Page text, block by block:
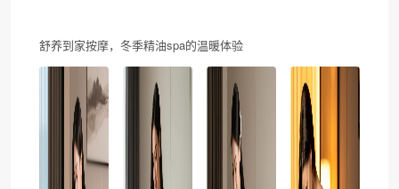
舒养到家按摩，冬季精油spa的温暖体验